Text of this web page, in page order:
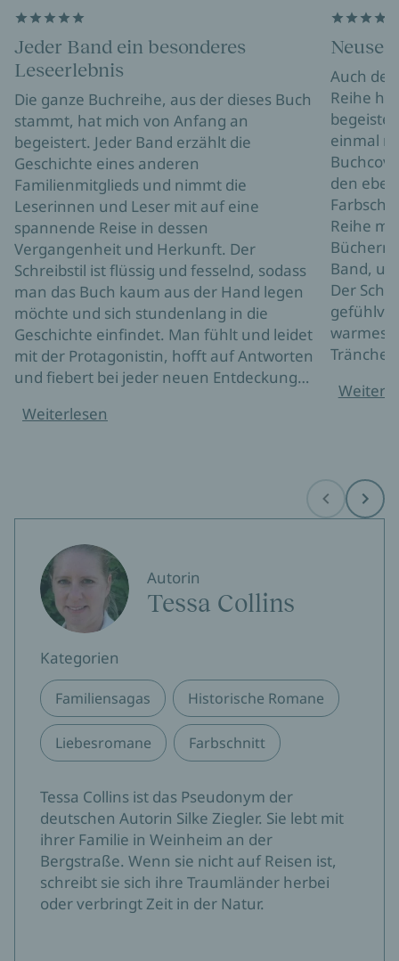
Jeder Band ein besonderes
Leseerlebnis
Die ganze Buchreihe, aus der dieses Buch
stammt, hat mich von Anfang an
begeistert. Jeder Band erzählt die
Geschichte eines anderen
Familienmitglieds und nimmt die
Leserinnen und Leser mit auf eine
spannende Reise in dessen
Vergangenheit und Herkunft. Der
Schreibstil ist flüssig und fesselnd, sodass
man das Buch kaum aus der Hand legen
möchte und sich stundenlang in die
Geschichte einfindet. Man fühlt und leidet
mit der Protagonistin, hofft auf Antworten
und fiebert bei jeder neuen Entdeckung…
Weiterlesen
Auch
Reihe
einmal
den
Reihe
Band,
Der
warmes
Before Next
Autorin
Tessa Collins
Kategorien
Familiensagas Historische Romane
Liebesromane Farbschnitt
Tessa Collins ist das Pseudonym der
deutschen Autorin Silke Ziegler. Sie lebt mit
ihrer Familie in Weinheim an der
Bergstraße. Wenn sie nicht auf Reisen ist,
schreibt sie sich ihre Traumländer herbei
oder verbringt Zeit in der Natur.